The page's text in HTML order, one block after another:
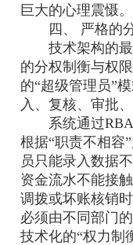
巨大的心理震慑。
四、 严格的分
技术架构的最
的分权制衡与权
的“超级管理员”
入、复核、审批
系统通过
根据“职责不相容
员只能录入数据
资金流水不能接
调拨或坏账核销
必须由不同部门
技术化的“权力制